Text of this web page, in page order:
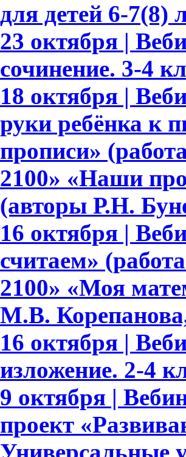
для детей 6-7(8)
23 октября |
сочинение. 3-4
18 октября |
руки ребёнка к
прописи»
2100» «Наши
(авторы Р.Н.
16 октября |
считаем»
2100» «Моя
М.В.
16 октября |
изложение. 2-4
9 октября |
проект